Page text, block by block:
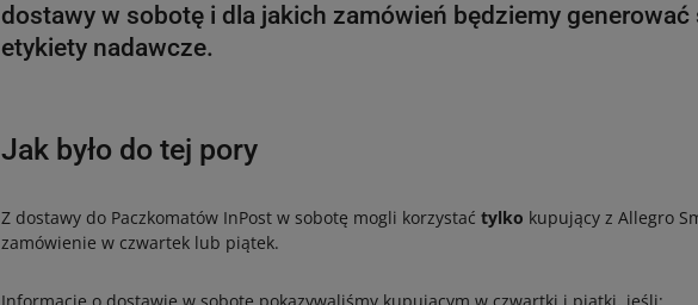
dostawy w sobotę i dla jakich zamówień będziemy
etykiety nadawcze.
Jak było do tej pory
Z dostawy do Paczkomatów InPost w sobotę mogli korzystać tylko kupujący z Allegro
zamówienie w czwartek lub piątek.